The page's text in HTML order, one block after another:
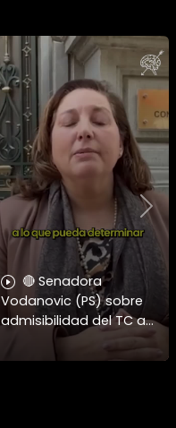
🔴 Senadora
Vodanovic (PS) sobre
admisibilidad del TC a
requerimientos por
megarreforma